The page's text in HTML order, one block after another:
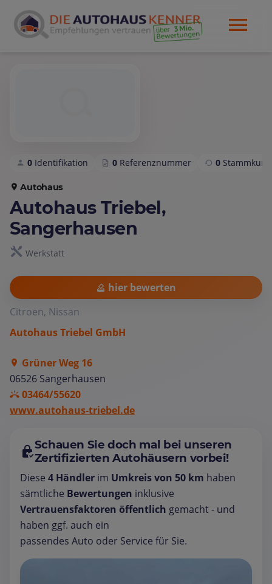
0 Identifikation 0 Referenznummer 0
Autohaus
Autohaus Triebel,
Sangerhausen
Werkstatt
hier bewerten
Citroen, Nissan
Autohaus Triebel GmbH
Grüner Weg 16
06526 Sangerhausen
03464/55620
www.autohaus-triebel.de
Schauen Sie doch mal bei unseren
Zertifizierten Autohäusern vorbei!
Diese 4 Händler im Umkreis von 50 km haben
sämtliche Bewertungen inklusive
Vertrauensfaktoren öffentlich gemacht - und
haben ggf. auch ein
passendes Auto oder Service für Sie.